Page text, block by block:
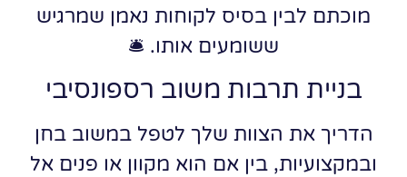
מוכתם לבין בסיס לקוחות נאמן שמרגיש
ששומעים אותו. 🛎️
בניית תרבות משוב רספונסיבי
הדריך את הצוות שלך לטפל במשוב בחן
ובמקצועיות, בין אם הוא מקוון או פנים אל